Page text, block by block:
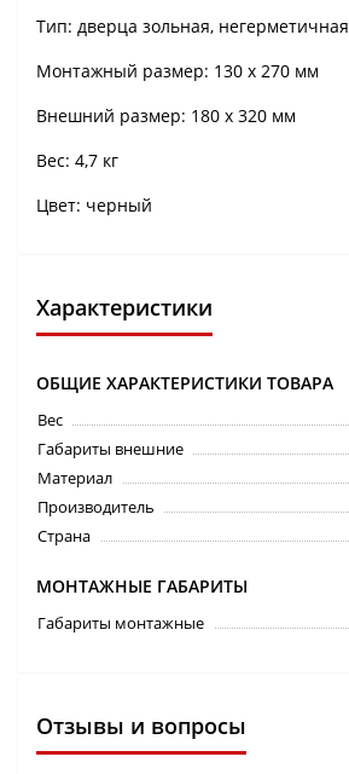
Тип: дверца зольная, негерметичная
Монтажный размер: 130 х 270 мм
Внешний размер: 180 х 320 мм
Вес: 4,7 кг
Цвет: черный
Характеристики
ОБЩИЕ ХАРАКТЕРИСТИКИ ТОВАРА
Вес
Габариты внешние
Материал
Производитель
Страна
МОНТАЖНЫЕ ГАБАРИТЫ
Габариты монтажные
Отзывы и вопросы